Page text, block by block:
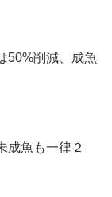
50%削減、成魚
成魚も一律２